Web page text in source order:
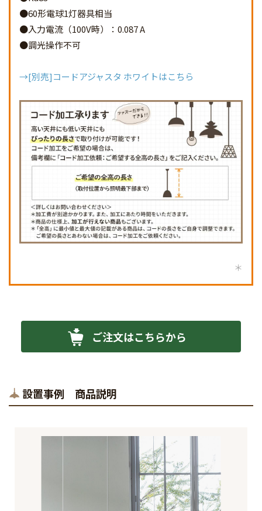
●60形電球1灯器具相当
●入力電流（100V時）：0.087 A
●調光操作不可
→[別売]コードアジャスタ ホワイトはこちら
ご注文はこちらから
設置事例 商品説明